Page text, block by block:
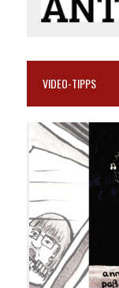
VIDEO-TIPPS